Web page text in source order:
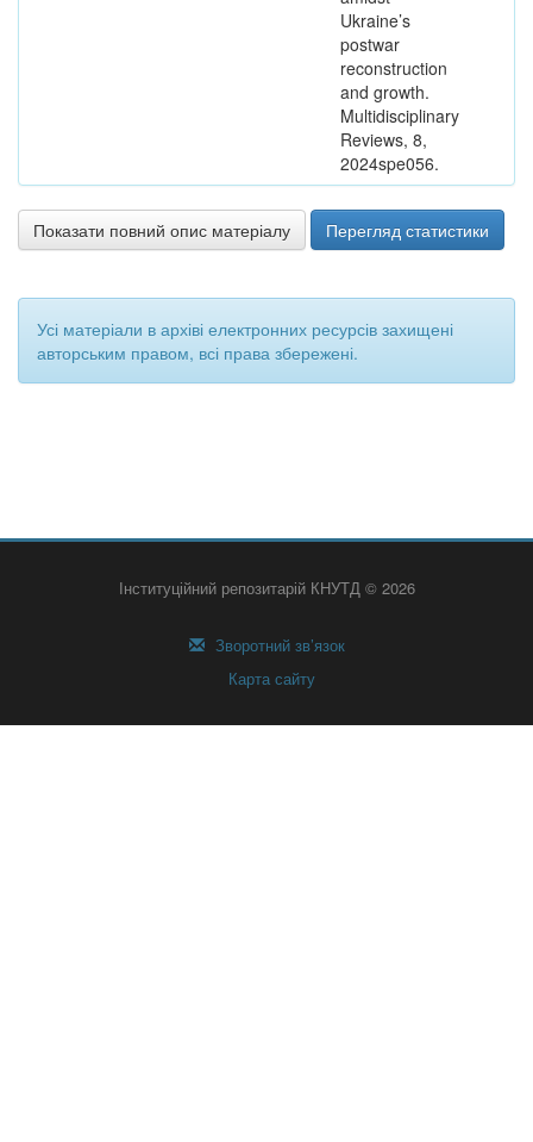
Ukraine’s
postwar
reconstruction
and growth.
Multidisciplinary
Reviews, 8,
2024spe056.
Показати повний опис матеріалу Перегляд статистики
Усі матеріали в архіві електронних ресурсів захищені
авторським правом, всі права збережені.
Інституційний репозитарій КНУТД © 2026
Зворотний зв’язок
Карта сайту